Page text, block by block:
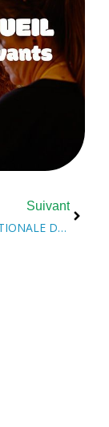
Suivant
SEMAINE NATIONALE DE L’IMMIGRATION FRANCOPHONE